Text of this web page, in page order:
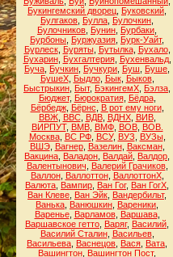
Букингемский дворец Буковский
Булгаков Булла Булочкин
Булочников Бунин Бурбаки
Бурбоны Буржуазия Бурк-Уайт,
Бурлеск, Буряты, Бутылка, Бухало,
Бухарин, Бухгалтерия, Бухенвальд,
Буча Бучкин Бучкури Буш Буше
БушеХ, Быдло, Бык, Быков,
Быстрыкин Быт, БэкингемХ Бэлза
Бюджет, Бюрократия, Бёдра,
Бёрбедж, Бёрнс В рот ему ноги,
ВВЖ, ВВС, ВДВ, ВДНХ, ВИВ,
ВИРПУТ, ВМВ, ВМФ, ВОВ, ВОВ.
Москва, ВС РФ, ВСУ, ВУЗ ВУЗы,
ВШЭ, Вагнер, Вазелин, Ваксман,
Вакцина Валадон Валдай Валдор
Валентынович
Валерий Грачиков,
Валлон, Валлоттон, ВаллоттонХ,
Валюта Вампир Ван Гог, Ван ГогХ
Ван Клеве Ван Эйк Вандербильт,
Ванька Ванюшкин Вареники
Варенье, Варламов, Варшава,
Варшавское гетто Варяг, Василий
Василий Сталин, Васильев,
Васильева Васнецов Вася Вата
Вашингтон Вашингтон Пост,